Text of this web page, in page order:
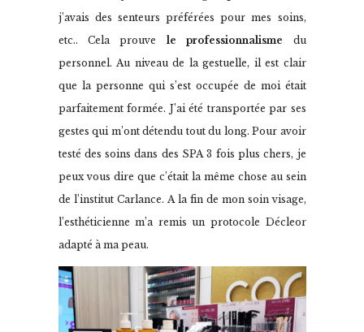
j’avais des senteurs préférées pour mes soins,
etc.. Cela prouve le professionnalisme du
personnel. Au niveau de la gestuelle, il est clair
que la personne qui s’est occupée de moi était
parfaitement formée. J’ai été transportée par ses
gestes qui m’ont détendu tout du long. Pour avoir
testé des soins dans des SPA 3 fois plus chers, je
peux vous dire que c’était la même chose au sein
de l’institut Carlance. A la fin de mon soin visage,
l’esthéticienne m’a remis un protocole Décleor
adapté à ma peau.